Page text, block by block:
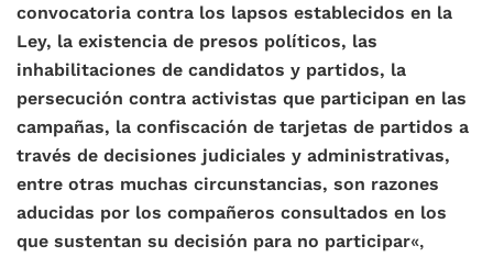
convocatoria contra los lapsos establecidos en la
Ley, la existencia de presos políticos, las
inhabilitaciones de candidatos y partidos, la
persecución contra activistas que participan en las
campañas, la confiscación de tarjetas de partidos a
través de decisiones judiciales y administrativas,
entre otras muchas circunstancias, son razones
aducidas por los compañeros consultados en los
que sustentan su decisión para no participar«,